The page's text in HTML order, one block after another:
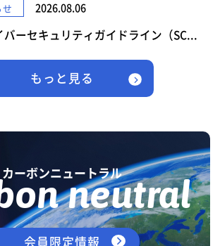
2026.08.06
バーセキュリティガイドライン（SC...
もっと見る
カーボンニュートラルneutral
会員限定情報